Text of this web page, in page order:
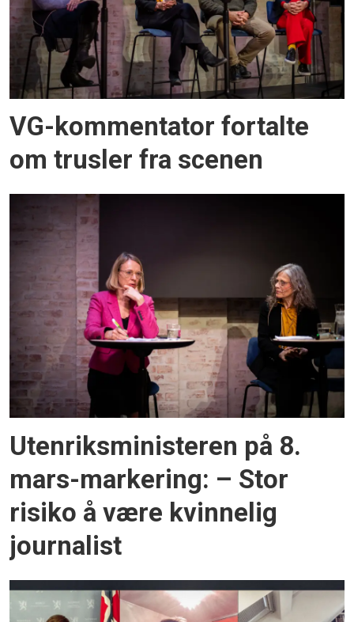
VG-kommentator fortalte
om trusler fra scenen
Utenriksministeren på 8.
mars-markering: – Stor
risiko å være kvinnelig
journalist